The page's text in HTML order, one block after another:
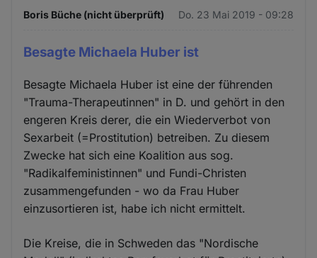
Boris Büche (nicht überprüft) Do. 23 Mai 2019 - 09:28
Besagte Michaela Huber ist
Besagte Michaela Huber ist eine der führenden
"Trauma-Therapeutinnen" in D. und gehört in den
engeren Kreis derer, die ein Wiederverbot von
Sexarbeit (=Prostitution) betreiben. Zu diesem
Zwecke hat sich eine Koalition aus sog.
"Radikalfeministinnen" und Fundi-Christen
zusammengefunden - wo da Frau Huber
einzusortieren ist, habe ich nicht ermittelt.
Die Kreise, die in Schweden das "Nordische